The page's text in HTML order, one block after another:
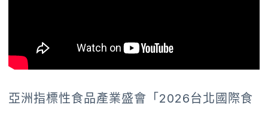
亞洲指標性食品產業盛會「2026台北國際食